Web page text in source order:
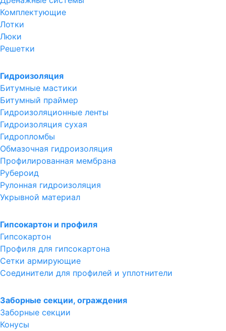
Комплектующие
Лотки
Люки
Решетки
Гидроизоляция
Битумные мастики
Битумный праймер
Гидроизоляционные ленты
Гидроизоляция сухая
Гидропломбы
Обмазочная гидроизоляция
Профилированная мембрана
Рубероид
Рулонная гидроизоляция
Укрывной материал
Гипсокартон и профиля
Гипсокартон
Профиля для гипсокартона
Сетки армирующие
Соединители для профилей и уплотнители
Заборные секции, ограждения
Заборные секции
Конусы